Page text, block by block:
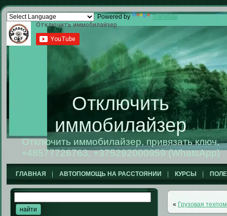
Powered by Translate
Отключить
иммобилайзер
Отключить иммобилайзер, привязать ключ,
+48577726763, +375292000959 (WhatsApp)
ГЛАВНАЯ АВТОПОМОЩЬ НА РАССТОЯНИИ КУРСЫ
« Грузовая